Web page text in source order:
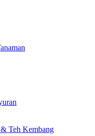
Teh Kembang